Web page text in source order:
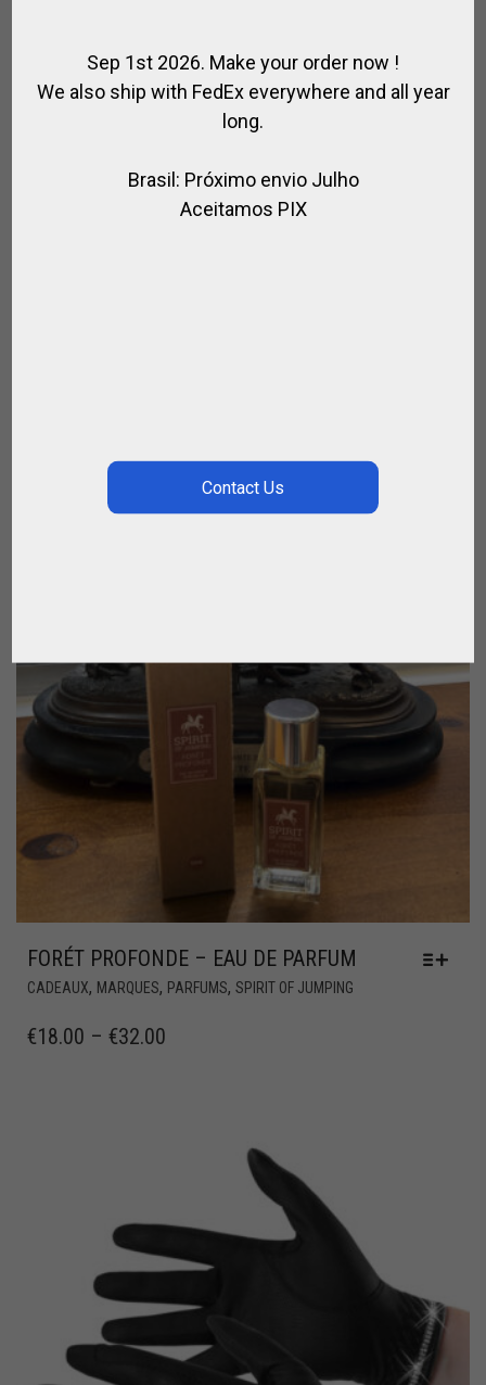
EPINGLE À CRAVATE ARGENTÉ AVEC TÊTE DE
CHEVAL, FER À CHEVAL ET CRAVACHE
CAVALIER,EQUITATION, TOSONI
FORÉT PROFONDE – EAU DE PARFUM
CADEAUX, MARQUES, PARFUMS, SPIRIT OF JUMPING
€18.00 – €32.00
Sep 1st 2026. Make your order now !
We also ship with FedEx everywhere and all year
long.
Brasil: Próximo envio Julho
Aceitamos PIX